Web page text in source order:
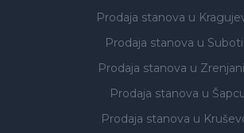
Prodaja stanova u
Prodaja stanova u
Prodaja stanova u
Prodaja stanova u
Prodaja stanova u